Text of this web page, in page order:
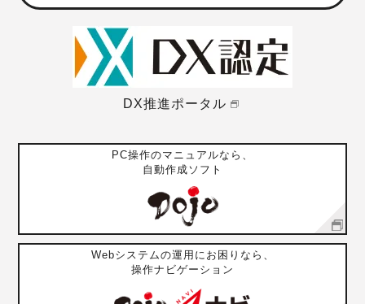
DX推進ポータル
PC操作のマニュアルなら、
自動作成ソフト
Webシステムの運用にお困りなら、
操作ナビゲーション